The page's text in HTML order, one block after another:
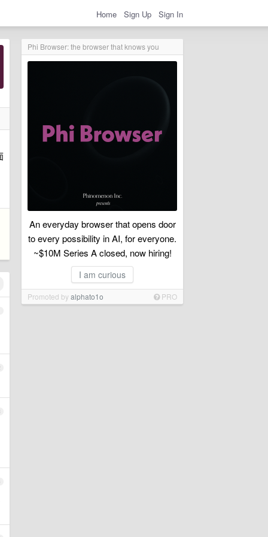
Home Sign Up Sign In
Phi Browser: the browser that knows you
An everyday browser that opens door
to every possibility in AI, for everyone.
~$10M Series A closed, now hiring!
I am curious
Promoted byalphato1o PRO